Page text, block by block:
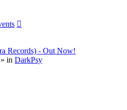
Records) - Out Now!
» in DarkPsy